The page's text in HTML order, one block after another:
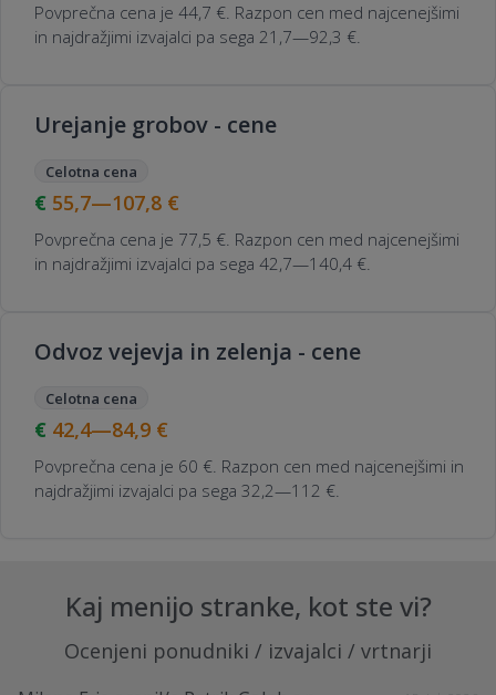
Povprečna cena je 44,7 €. Razpon cen med najcenejšimi
in najdražjimi izvajalci pa sega 21,7—92,3 €.
Urejanje grobov - cene
Celotna cena
55,7—107,8 €
Povprečna cena je 77,5 €. Razpon cen med najcenejšimi
in najdražjimi izvajalci pa sega 42,7—140,4 €.
Odvoz vejevja in zelenja - cene
Celotna cena
42,4—84,9 €
Povprečna cena je 60 €. Razpon cen med najcenejšimi in
najdražjimi izvajalci pa sega 32,2—112 €.
Kaj menijo stranke, kot ste vi?
Ocenjeni ponudniki / izvajalci / vrtnarji